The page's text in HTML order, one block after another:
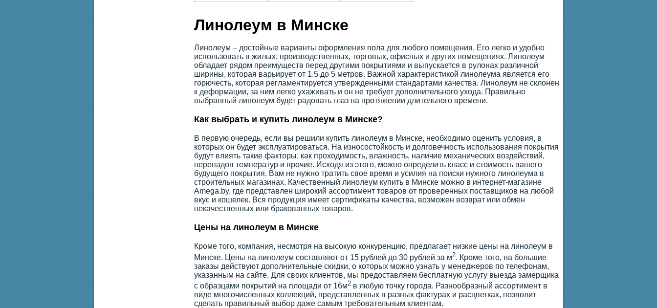
Линолеум в Минске
Линолеум – достойные варианты оформления пола для любого помещения. Его легко и удобно
использовать в жилых, производственных, торговых, офисных и других помещениях. Линолеум
обладает рядом преимуществ перед другими покрытиями и выпускается в рулонах различной
ширины, которая варьирует от 1.5 до 5 метров. Важной характеристикой линолеума является его
горючесть, которая регламентируется утвержденными стандартами качества. Линолеум не склонен
к деформации, за ним легко ухаживать и он не требует дополнительного ухода. Правильно
выбранный линолеум будет радовать глаз на протяжении длительного времени.
Как выбрать и купить линолеум в Минске?
В первую очередь, если вы решили купить линолеум в Минске, необходимо оценить условия, в
которых он будет эксплуатироваться. На износостойкость и долговечность использования покрытия
будут влиять такие факторы, как проходимость, влажность, наличие механических воздействий,
перепадов температур и прочие. Исходя из этого, можно определить класс и стоимость вашего
будущего покрытия. Вам не нужно тратить свое время и усилия на поиски нужного линолеума в
строительных магазинах. Качественный линолеум купить в Минске можно в интернет-магазине
Amega.by, где представлен широкий ассортимент товаров от проверенных поставщиков на любой
вкус и кошелек. Вся продукция имеет сертификаты качества, возможен возврат или обмен
некачественных или бракованных товаров.
Цены на линолеум в Минске
Кроме того, компания, несмотря на высокую конкуренцию, предлагает низкие цены на линолеум в
Минске. Цены на линолеум составляют от 15 рублей до 30 рублей за м2. Кроме того, на большие
заказы действуют дополнительные скидки, о которых можно узнать у менеджеров по телефонам,
указанным на сайте. Для своих клиентов, мы предоставляем бесплатную услугу выезда замерщика
с образцами покрытий на площади от 16м2 в любую точку города. Разнообразный ассортимент в
виде многочисленных коллекций, представленных в разных фактурах и расцветках, позволит
сделать правильный выбор даже самым требовательным клиентам.